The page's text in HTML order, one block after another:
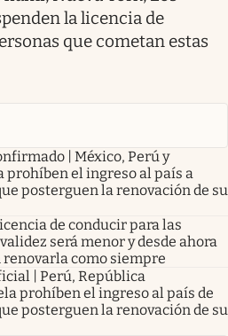
la licencia de
que cometan estas
| México, Perú y
prohíben el ingreso al país a
posterguen la renovación de su
de conducir para las
será menor y desde ahora
como siempre
| Perú, República
prohíben el ingreso al país de
posterguen la renovación de su